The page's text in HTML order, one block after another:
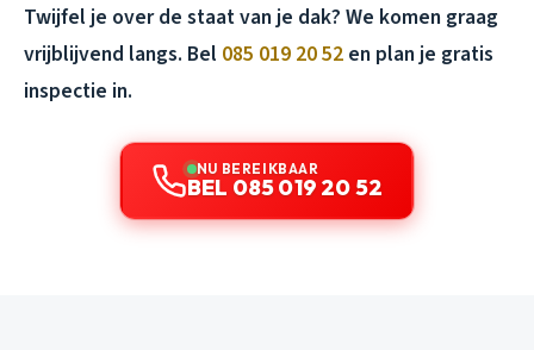
Twijfel je over de staat van je dak? We komen graag
vrijblijvend langs. Bel 085 019 20 52 en plan je gratis
inspectie in.
NU BEREIKBAAR
BEL 085 019 20 52